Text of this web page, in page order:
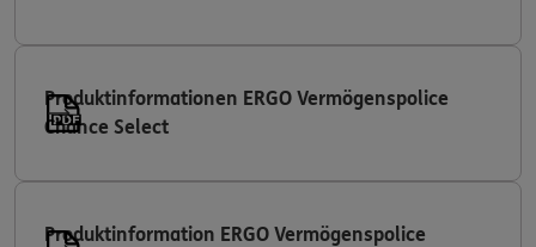
Produktinformationen ERGO Vermögenspolice
Chance Select
Produktinformation ERGO Vermögenspolice